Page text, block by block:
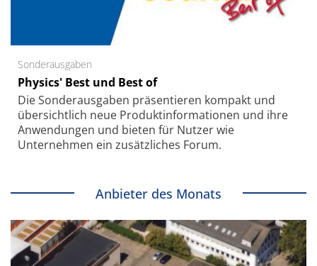
Sonderausgaben
Physics' Best und Best of
Die Sonder­ausgaben präsentieren kompakt und
übersichtlich neue Produkt­informationen und ihre
Anwendungen und bieten für Nutzer wie
Unternehmen ein zusätzliches Forum.
Anbieter des Monats